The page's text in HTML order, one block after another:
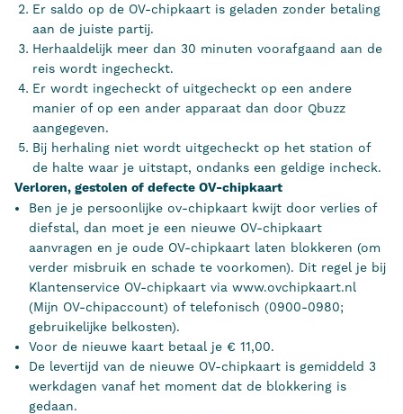
Er saldo op de OV-chipkaart is geladen zonder betaling
aan de juiste partij.
Herhaaldelijk meer dan 30 minuten voorafgaand aan de
reis wordt ingecheckt.
Er wordt ingecheckt of uitgecheckt op een andere
manier of op een ander apparaat dan door Qbuzz
aangegeven.
Bij herhaling niet wordt uitgecheckt op het station of
de halte waar je uitstapt, ondanks een geldige incheck.
Verloren, gestolen of defecte OV-chipkaart
Ben je je persoonlijke ov-chipkaart kwijt door verlies of
diefstal, dan moet je een nieuwe OV-chipkaart
aanvragen en je oude OV-chipkaart laten blokkeren (om
verder misbruik en schade te voorkomen). Dit regel je bij
Klantenservice OV-chipkaart via www.ovchipkaart.nl
(Mijn OV-chipaccount) of telefonisch (0900-0980;
gebruikelijke belkosten).
Voor de nieuwe kaart betaal je € 11,00.
De levertijd van de nieuwe OV-chipkaart is gemiddeld 3
werkdagen vanaf het moment dat de blokkering is
gedaan.